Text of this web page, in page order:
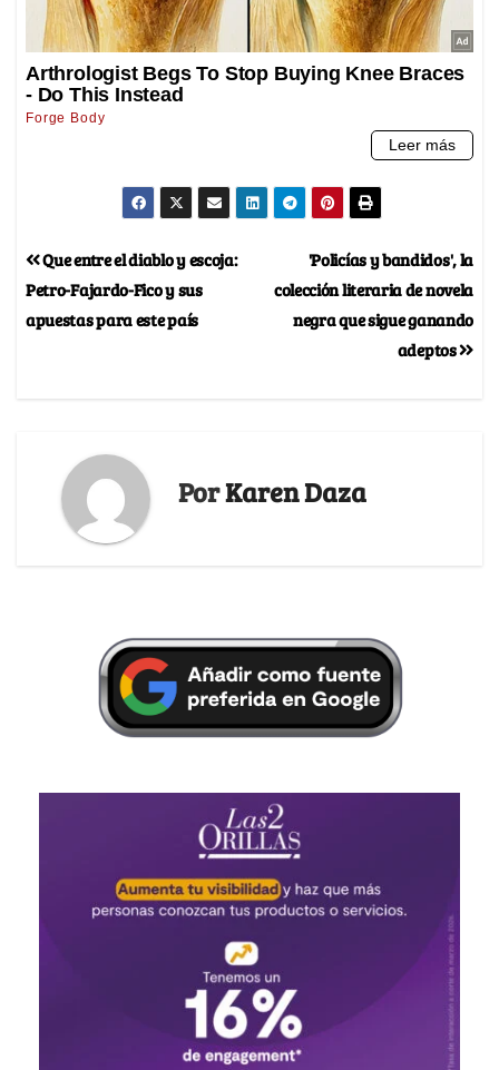
'Policías y bandidos', la
colección literaria de novela
negra que sigue ganando
adeptos
Que entre el diablo y escoja:
Petro-Fajardo-Fico y sus
apuestas para este país
PorKaren Daza